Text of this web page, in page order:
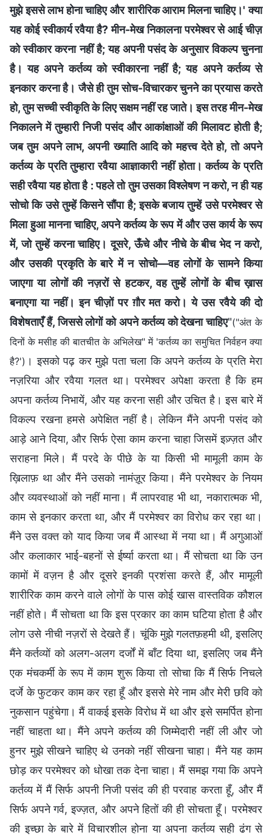
मुझे इससे लाभ होना चाहिए और शारीरिक आराम मिलना चाहिए।' क्या
यह कोई स्वीकार्य रवैया है? मीन-मेख निकालना परमेश्वर से आई चीज़
को स्वीकार करना नहीं है; यह अपनी पसंद के अनुसार विकल्प चुनना
है। यह अपने कर्तव्य को स्वीकारना नहीं है; यह अपने कर्तव्य से
इनकार करना है। जैसे ही तुम सोच-विचारकर चुनने का प्रयास करते
हो, तुम सच्ची स्वीकृति के लिए सक्षम नहीं रह जाते। इस तरह मीन-मेख
निकालने में तुम्हारी निजी पसंद और आकांक्षाओं की मिलावट होती है;
जब तुम अपने लाभ, अपनी ख्याति आदि को महत्त्व देते हो, तो अपने
कर्तव्य के प्रति तुम्हारा रवैया आज्ञाकारी नहीं होता। कर्तव्य के प्रति
सही रवैया यह होता है : पहले तो तुम उसका विश्लेषण न करो, न ही यह
सोचो कि उसे तुम्हें किसने सौंपा है; इसके बजाय तुम्हें उसे परमेश्वर से
मिला हुआ मानना चाहिए, अपने कर्तव्य के रूप में और उस कार्य के रूप
में, जो तुम्हें करना चाहिए। दूसरे, ऊँचे और नीचे के बीच भेद न करो,
और उसकी प्रकृति के बारे में न सोचो—वह लोगों के सामने किया
जाएगा या लोगों की नज़रों से हटकर, वह तुम्हें लोगों के बीच ख़ास
बनाएगा या नहीं। इन चीज़ों पर ग़ौर मत करो। ये उस रवैये की दो
विशेषताएँ हैं, जिससे लोगों को अपने कर्तव्य को देखना चाहिए"("अंत के
दिनों के मसीह की बातचीत के अभिलेख" में 'कर्तव्‍य का समुचित निर्वहन क्‍या
है?') । इसको पढ़ कर मुझे पता चला कि अपने कर्तव्य के प्रति मेरा
नज़रिया और रवैया गलत था। परमेश्वर अपेक्षा करता है कि हम
अपना कर्तव्य निभायें, और यह करना सही और उचित है। इस बारे में
विकल्प रखना हमसे अपेक्षित नहीं है। लेकिन मैंने अपनी पसंद को
आड़े आने दिया, और सिर्फ ऐसा काम करना चाहा जिसमें इज़्ज़त और
सराहना मिले। मैं परदे के पीछे के या किसी भी मामूली काम के
ख़िलाफ़ था और मैंने उसको नामंज़ूर किया। मैंने परमेश्वर के नियम
और व्यवस्थाओं को नहीं माना। मैं लापरवाह भी था, नकारात्मक भी,
काम से इनकार करता था, और मैं परमेश्वर का विरोध कर रहा था।
मैंने उस वक्त को याद किया जब मैं आस्था में नया था। मैं अगुआओं
और कलाकार भाई-बहनों से ईर्ष्या करता था। मैं सोचता था कि उन
कामों में वज़न है और दूसरे इनकी प्रशंसा करते हैं, और मामूली
शारीरिक काम करने वाले लोगों के पास कोई खास वास्तविक कौशल
नहीं होते। मैं सोचता था कि इस प्रकार का काम घटिया होता है और
लोग उसे नीची नज़रों से देखते हैं। चूंकि मुझे गलतफ़हमी थी, इसलिए
मैंने कर्तव्यों को अलग-अलग दर्जों में बाँट दिया था, इसलिए जब मैंने
एक मंचकर्मी के रूप में काम शुरू किया तो सोचा कि मैं सिर्फ निचले
दर्जे के फुटकर काम कर रहा हूँ और इससे मेरे नाम और मेरी छवि को
नुकसान पहुंचेगा। मैं वाकई इसके विरोध में था और इसे समर्पित होना
नहीं चाहता था। मैंने अपने कर्तव्य की जिम्मेदारी नहीं ली और जो
हुनर मुझे सीखने चाहिए थे उनको नहीं सीखना चाहा। मैंने यह काम
छोड़ कर परमेश्वर को धोखा तक देना चाहा। मैं समझ गया कि अपने
कर्तव्य में मैं सिर्फ अपनी निजी पसंद की ही परवाह करता हूँ, और मैं
सिर्फ अपने गर्व, इज्ज़त, और अपने हितों की ही सोचता हूँ। परमेश्वर
की इच्छा के बारे में विचारशील होना या अपना कर्तव्य सही ढंग से